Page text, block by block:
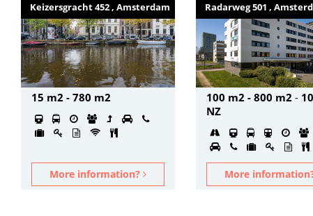
Keizersgracht 452 , Amsterdam
15 m2 - 780 m2
More information?
Radarweg 501 ,
100 m2 - 800 m2-
NZ
More